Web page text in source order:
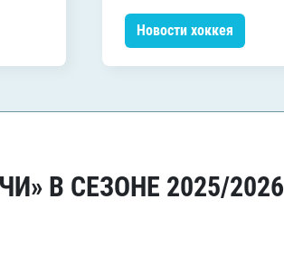
Новости хоккея
В СЕЗОНЕ 2025/2026